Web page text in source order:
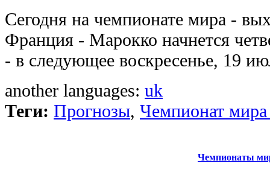
Сегодня на чемпионате мира -
Франция - Марокко начнется
- в следующее воскресенье, 19
another languages: uk
Теги: Прогнозы, Чемпионат
Чемпионаты